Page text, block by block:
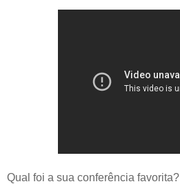
Qual foi a sua conferência favorita?